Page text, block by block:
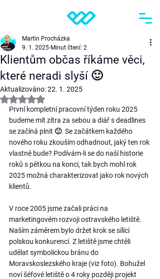
Klientům občas říkáme věci,
které neradi slyší 🙂
Martin Procházka
9. 1. 2025 Minut čtení: 2
Aktualizováno:22. 1. 2025
Hodnoceno NaN z 5 hvězdiček.
První kompletní pracovní týden roku 2025
budeme mít zítra za sebou a diář s deadlines
se začíná plnit 🙂. Se začátkem každého
nového roku zkouším odhadnout, jaký ten rok
vlastně bude? Podívám-li se do naší historie
roků s pětkou na konci, tak bych mohl rok
2025 možná charakterizovat jako rok nových
klientů.
V roce 2005 jsme začali práci na
marketingovém rozvoji ostravského letiště.
Naším záměrem bylo držet krok se sílící
polskou konkurencí. Z letiště jsme chtěli
udělat symbolickou bránu do
Moravskoslezského kraje (viz foto). Bohužel
noví šéfové letiště o 4 roky později projekt